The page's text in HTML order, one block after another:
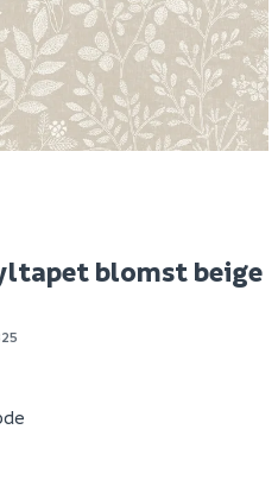
599
1-10 stk
Klikk & Hent
blomst beige